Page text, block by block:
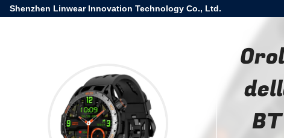
Shenzhen Linwear Innovation Technology Co., Ltd.